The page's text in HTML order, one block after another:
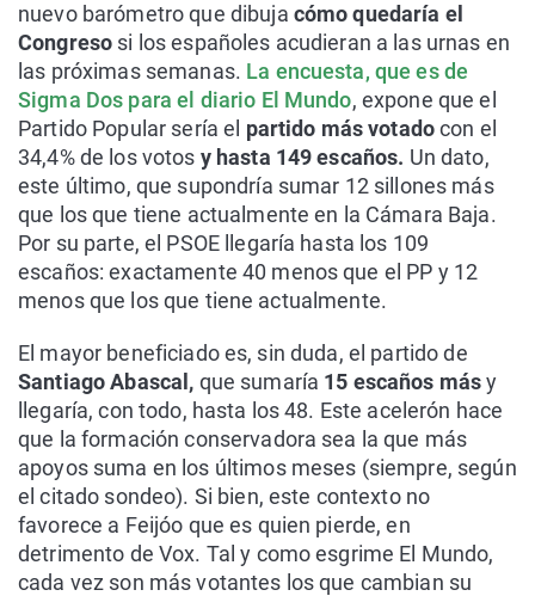
nuevo barómetro que dibuja cómo quedaría el
Congreso si los españoles acudieran a las urnas en
las próximas semanas. La encuesta, que es de
Sigma Dos para el diario El Mundo, expone que el
Partido Popular sería el partido más votadocon el
34,4% de los votos y hasta 149 escaños. Un dato,
este último, que supondría sumar 12 sillones más
que los que tiene actualmente en la Cámara Baja.
Por su parte, el PSOE llegaría hasta los 109
escaños: exactamente 40 menos que el PP y 12
menos que los que tiene actualmente.
El mayor beneficiado es, sin duda, el partido de
Santiago Abascal, que sumaría 15 escaños másy
llegaría, con todo, hasta los 48. Este acelerón hace
que la formación conservadora sea la que más
apoyos suma en los últimos meses (siempre, según
el citado sondeo). Si bien, este contexto no
favorece a Feijóo que es quien pierde, en
detrimento de Vox. Tal y como esgrime El Mundo,
cada vez son más votantes los que cambian su